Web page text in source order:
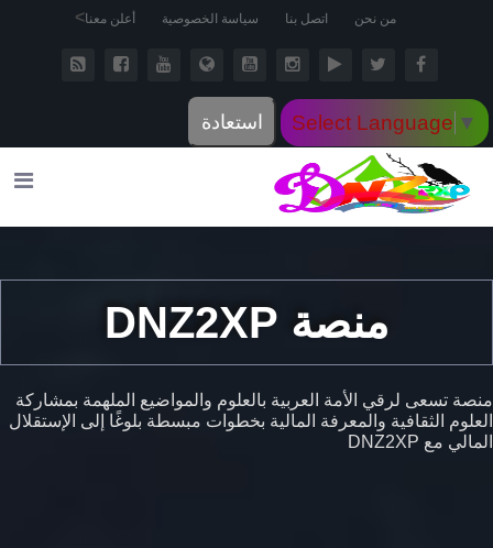
من نحن اتصل بنا سياسة الخصوصية أعلن معنا>
Select Language ▼ استعادة
منصة DNZ2XP
منصة تسعى لرقي الأمة العربية بالعلوم والمواضيع الملهمة بمشاركة
العلوم الثقافية والمعرفة المالية بخطوات مبسطة بلوغًا إلى الإستقلال
المالي مع DNZ2XP